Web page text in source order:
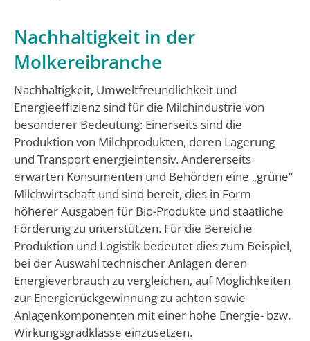
Nachhaltigkeit in der
Molkereibranche
Nachhaltigkeit, Umweltfreundlichkeit und
Energieeffizienz sind für die Milchindustrie von
besonderer Bedeutung: Einerseits sind die
Produktion von Milchprodukten, deren Lagerung
und Transport energieintensiv. Andererseits
erwarten Konsumenten und Behörden eine „grüne“
Milchwirtschaft und sind bereit, dies in Form
höherer Ausgaben für Bio-Produkte und staatliche
Förderung zu unterstützen. Für die Bereiche
Produktion und Logistik bedeutet dies zum Beispiel,
bei der Auswahl technischer Anlagen deren
Energieverbrauch zu vergleichen, auf Möglichkeiten
zur Energierückgewinnung zu achten sowie
Anlagenkomponenten mit einer hohe Energie- bzw.
Wirkungsgradklasse einzusetzen.